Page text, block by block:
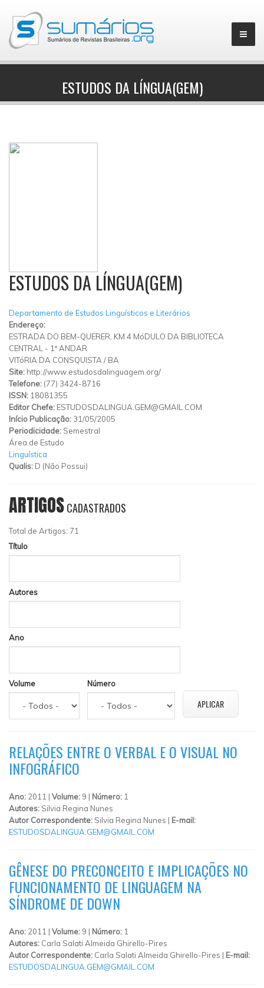
▼
ESTUDOS DA LÍNGUA(GEM)
ESTUDOS DA LÍNGUA(GEM)
Departamento de Estudos Linguísticos e Literários
Endereço:
ESTRADA DO BEM-QUERER, KM 4 MóDULO DA BIBLIOTECA
CENTRAL - 1º ANDAR
VITóRIA DA CONSQUISTA / BA
Site: http://www.estudosdalinguagem.org/
Telefone: (77) 3424-8716
ISSN: 18081355
Editor Chefe: ESTUDOSDALINGUA.GEM@GMAIL.COM
Início Publicação: 31/05/2005
Periodicidade: Semestral
Área de Estudo
Linguística
Qualis: D (Não Possui)
ARTIGOSCADASTRADOS
Total de Artigos: 71
Título
Autores
Ano
Volume Número
RELAÇÕES ENTRE O VERBAL E O VISUAL NO
INFOGRÁFICO
Ano: 2011 | Volume: 9 | Número: 1
Autores: Silvia Regina Nunes
Autor Correspondente: Silvia Regina Nunes | E-mail:
ESTUDOSDALINGUA.GEM@GMAIL.COM
GÊNESE DO PRECONCEITO E IMPLICAÇÕES NO
FUNCIONAMENTO DE LINGUAGEM NA
SÍNDROME DE DOWN
Ano: 2011 | Volume: 9 | Número: 1
Autores: Carla Salati Almeida Ghirello-Pires
Autor Correspondente: Carla Salati Almeida Ghirello-Pires | E-mail:
ESTUDOSDALINGUA.GEM@GMAIL.COM